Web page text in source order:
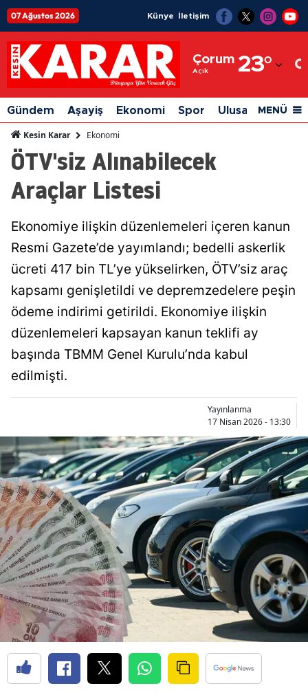
07 Ağustos 2026 Künye İletişim
Çorum
Açık 23°
Adıyaman
Afyonkarahisar
Ağrı
Amasya
Artvin
Aydın
Balıkesir
Bilecik
Bingöl
Bolu
Burdur
Bursa
Çanakkale
Çankırı
Çorum
Denizli
Diyarbakır
Edirne
Gündem Aşayiş Ekonomi Spor Ulusal Siyaset
MENÜ
Kesin Karar Ekonomi
ÖTV'siz Alınabilecek
Araçlar Listesi
Ekonomiye ilişkin düzenlemeleri içeren kanun
Resmi Gazete’de yayımlandı; bedelli askerlik
ücreti 417 bin TL’ye yükselirken, ÖTV’siz araç
kapsamı genişletildi ve depremzedelere peşin
ödeme indirimi getirildi. Ekonomiye ilişkin
düzenlemeleri kapsayan kanun teklifi ay
başında TBMM Genel Kurulu’nda kabul
edilmişti.
Yayınlanma
17 Nisan 2026 - 13:30